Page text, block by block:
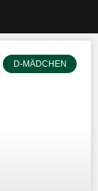
D-MÄDCHEN